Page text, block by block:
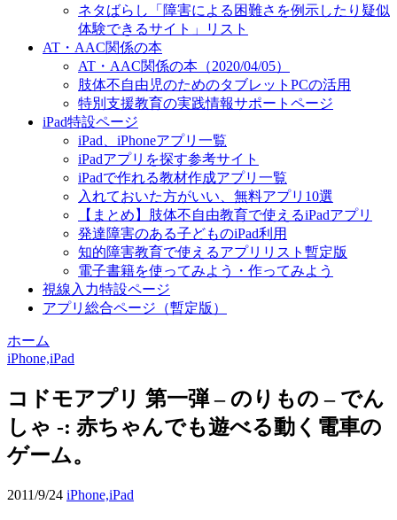
ネタばらし「障害による困難さを例示したり疑似
体験できるサイト」リスト
AT・AAC関係の本
AT・AAC関係の本（2020/04/05）
肢体不自由児のためのタブレットPCの活用
特別支援教育の実践情報サポートページ
iPad特設ページ
iPad、iPhoneアプリ一覧
iPadアプリを探す参考サイト
iPadで作れる教材作成アプリ一覧
入れておいた方がいい、無料アプリ10選
【まとめ】肢体不自由教育で使えるiPadアプリ
発達障害のある子どものiPad利用
知的障害教育で使えるアプリリスト暫定版
電子書籍を使ってみよう・作ってみよう
視線入力特設ページ
アプリ総合ページ（暫定版）
ホーム
iPhone,iPad
コドモアプリ 第一弾 – のりもの – でん
しゃ -: 赤ちゃんでも遊べる動く電車の
ゲーム。
2011/9/24 iPhone,iPad